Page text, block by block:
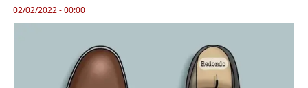
02/02/2022 - 00:00